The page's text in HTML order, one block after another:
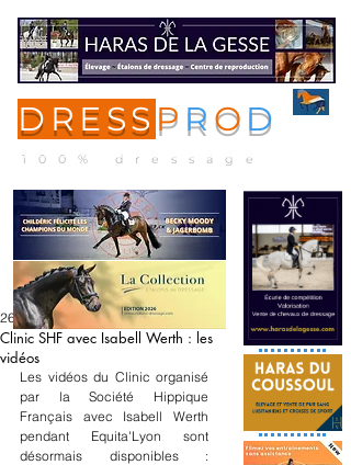
DRESS P R O D
100% dressage
Clinic SHF avec Isabell Werth : les
vidéos
26 nov. 2021
Les vidéos du Clinic organisé
par la Société Hippique
Français avec Isabell Werth
pendant Equita'Lyon sont
désormais disponibles :